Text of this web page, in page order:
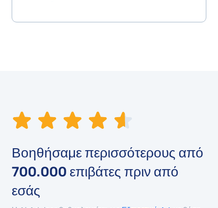
Βοηθήσαμε περισσότερους από
700.000 επιβάτες πριν από
εσάς